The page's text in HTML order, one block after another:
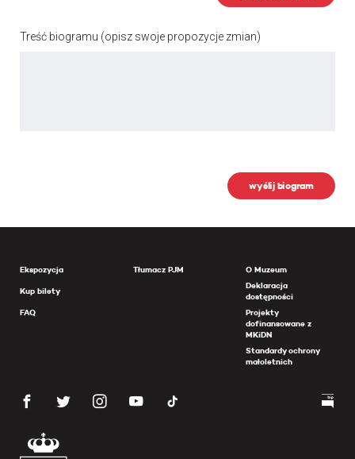
Treść biogramu (opisz swoje propozycje zmian)
wyślij biogram
Ekspozycja
Kup bilety
FAQ
Tłumacz PJM
O Muzeum
Deklaracja
dostępności
Projekty
dofinansowane z
MKiDN
Standardy ochrony
małoletnich